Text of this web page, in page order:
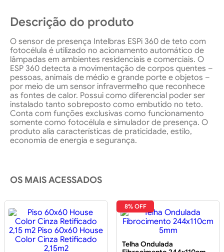
Descrição do produto
O sensor de presença Intelbras ESPi 360 de teto com
fotocélula é utilizado no acionamento automático de
lâmpadas em ambientes residenciais e comerciais. O
ESP 360 detecta a movimentação de corpos quentes –
pessoas, animais de médio e grande porte e objetos –
por meio de um sensor infravermelho que reconhece
as fontes de calor. Possui como diferencial poder ser
instalado tanto sobreposto como embutido no teto.
Conta com funções exclusivas como funcionamento
somente como fotocélula e simulador de presença. O
produto alia características de praticidade, estilo,
economia de energia e segurança.
OS MAIS ACESSADOS
8% OFF
Telha Ondulada